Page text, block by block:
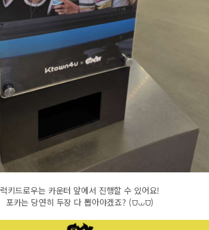
럭키드로우는 카운터 앞에서 진행할 수 있어요!
포카는 당연히 두장 다 뽑아야겠죠? (⩌⩊⩌)